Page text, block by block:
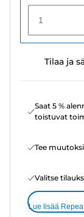
1
Tilaa ja
Saat 5 %
toistuvat
Tee
Valitse
Lue lisää